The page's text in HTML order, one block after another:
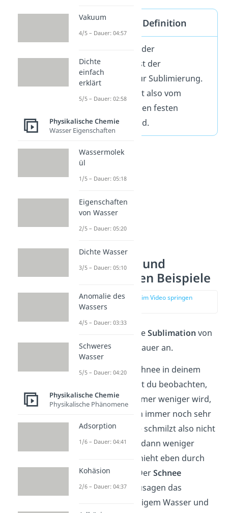
Resublimieren Definition
Resublimieren (oder
Resublimation) ist der
Gegenprozess zur Sublimierung.
Ein Stoff wechselt also vom
gasförmigen in den festen
Aggregatszustand.
Sublimieren und
Resublimieren Beispiele
zur Stelle im Video springen
Schauen wir uns dieSublimation von
Wassereinmal genauer an.
Wenn im Winter Schnee in deinem
Garten liegt, kannst du beobachten,
dass die Menge immer weniger wird,
obwohl es draußen immer noch sehr
kalt ist. Der Schnee schmilzt also nicht
– aber wie kann er dann weniger
werden? Das geschieht eben durch
eine Sublimation. DerSchnee
„überspringt“ sozusagen das
Schmelzen zu flüssigem Wasser und
Vakuum
4/5 – Dauer: 04:57
Dichte
einfach
erklärt
5/5 – Dauer: 02:58
Physikalische Chemie
Wasser Eigenschaften
Wassermolek
ül
1/5 – Dauer: 05:18
Eigenschaften
von Wasser
2/5 – Dauer: 05:20
Dichte Wasser
3/5 – Dauer: 05:10
Anomalie des
Wassers
4/5 – Dauer: 03:33
Schweres
Wasser
5/5 – Dauer: 04:20
Physikalische Chemie
Physikalische Phänomene
Adsorption
1/6 – Dauer: 04:41
Kohäsion
2/6 – Dauer: 04:37